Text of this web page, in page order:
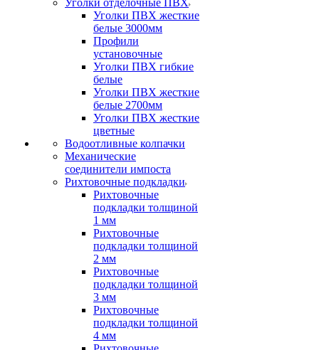
Уголки отделочные ПВХ
Уголки ПВХ жесткие
белые 3000мм
Профили
установочные
Уголки ПВХ гибкие
белые
Уголки ПВХ жесткие
белые 2700мм
Уголки ПВХ жесткие
цветные
Водоотливные колпачки
Механические
соединители импоста
Рихтовочные подкладки
Рихтовочные
подкладки толщиной
1 мм
Рихтовочные
подкладки толщиной
2 мм
Рихтовочные
подкладки толщиной
3 мм
Рихтовочные
подкладки толщиной
4 мм